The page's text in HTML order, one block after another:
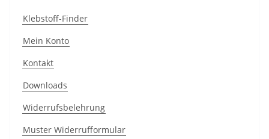
Klebstoff-Finder
Mein Konto
Kontakt
Downloads
Widerrufsbelehrung
Muster Widerrufformular